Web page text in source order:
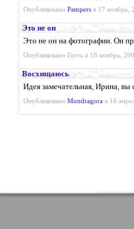
Опубликовано Pampers в 17 ноябрь,
Это не он
Это не он на фотографии. Он
Опубликовано Гость в 18 ноябрь,
Восхищаюсь
Идея замечательная, Ирина,
Опубликовано Mondragora в 16